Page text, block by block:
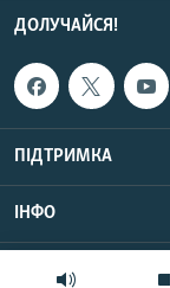
ДОЛУЧАЙСЯ!
ПІДТРИМКА
ІНФО